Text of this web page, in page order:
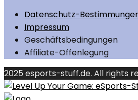
Datenschutz-
Impressum
Geschäftsbedingungen
Affiliate-Offenlegung
2025 esports-stuff.de. All rights